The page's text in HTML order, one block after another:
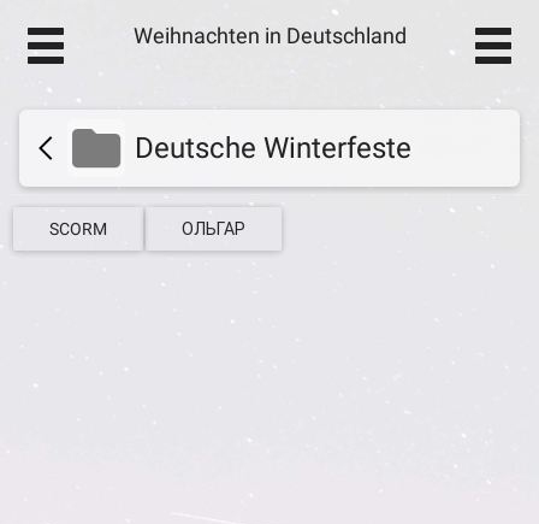
Weihnachten in Deutschland
Deutsche Winterfeste
SCORM ОЛЬГАР